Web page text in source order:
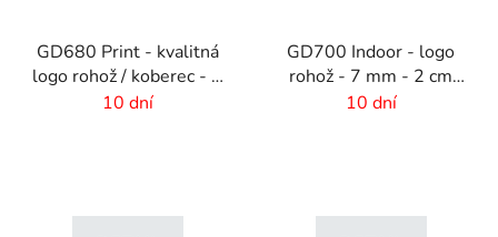
GD680 Print - kvalitná
logo rohož / koberec - 8
mm vlas - rozmer na
10 dní
GD700 Indoor - logo
rohož - 7 mm - 2 cm
gumový okraj
10 dní